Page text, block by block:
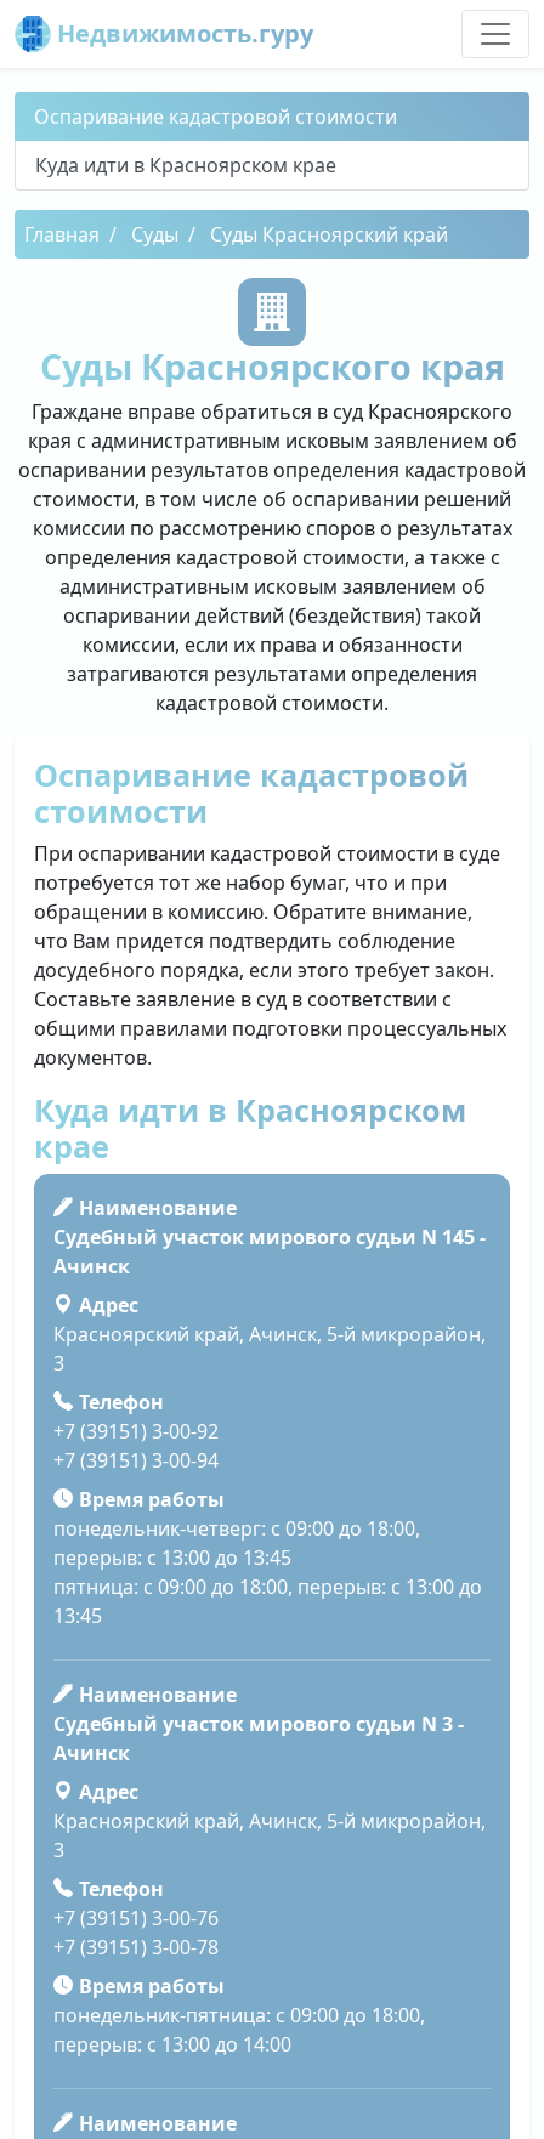
Недвижимость.гуру
Оспаривание кадастровой стоимости
Куда идти в Красноярском крае
Главная Суды Суды Красноярский край
Суды Красноярского края
Граждане вправе обратиться в суд Красноярского
края с административным исковым заявлением об
оспаривании результатов определения кадастровой
стоимости, в том числе об оспаривании решений
комиссии по рассмотрению споров о результатах
определения кадастровой стоимости, а также с
административным исковым заявлением об
оспаривании действий (бездействия) такой
комиссии, если их права и обязанности
затрагиваются результатами определения
кадастровой стоимости.
Оспаривание кадастровой
стоимости
При оспаривании кадастровой стоимости в суде
потребуется тот же набор бумаг, что и при
обращении в комиссию. Обратите внимание,
что Вам придется подтвердить соблюдение
досудебного порядка, если этого требует закон.
Составьте заявление в суд в соответствии с
общими правилами подготовки процессуальных
документов.
Куда идти в Красноярском
крае
Наименование
Судебный участок мирового судьи N 145 -
Ачинск
Адрес
Красноярский край, Ачинск, 5-й микрорайон,
3
Телефон
+7 (39151) 3-00-92
+7 (39151) 3-00-94
Время работы
понедельник-четверг: с 09:00 до 18:00,
перерыв: с 13:00 до 13:45
пятница: с 09:00 до 18:00, перерыв: с 13:00 до
13:45
Наименование
Судебный участок мирового судьи N 3 -
Ачинск
Адрес
Красноярский край, Ачинск, 5-й микрорайон,
3
Телефон
+7 (39151) 3-00-76
+7 (39151) 3-00-78
Время работы
понедельник-пятница: с 09:00 до 18:00,
перерыв: с 13:00 до 14:00
Наименование